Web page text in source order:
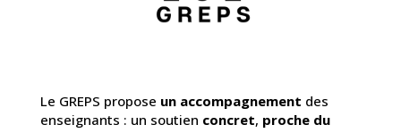
Le GREPS propose un accompagnement des
enseignants : un soutien concret, proche du